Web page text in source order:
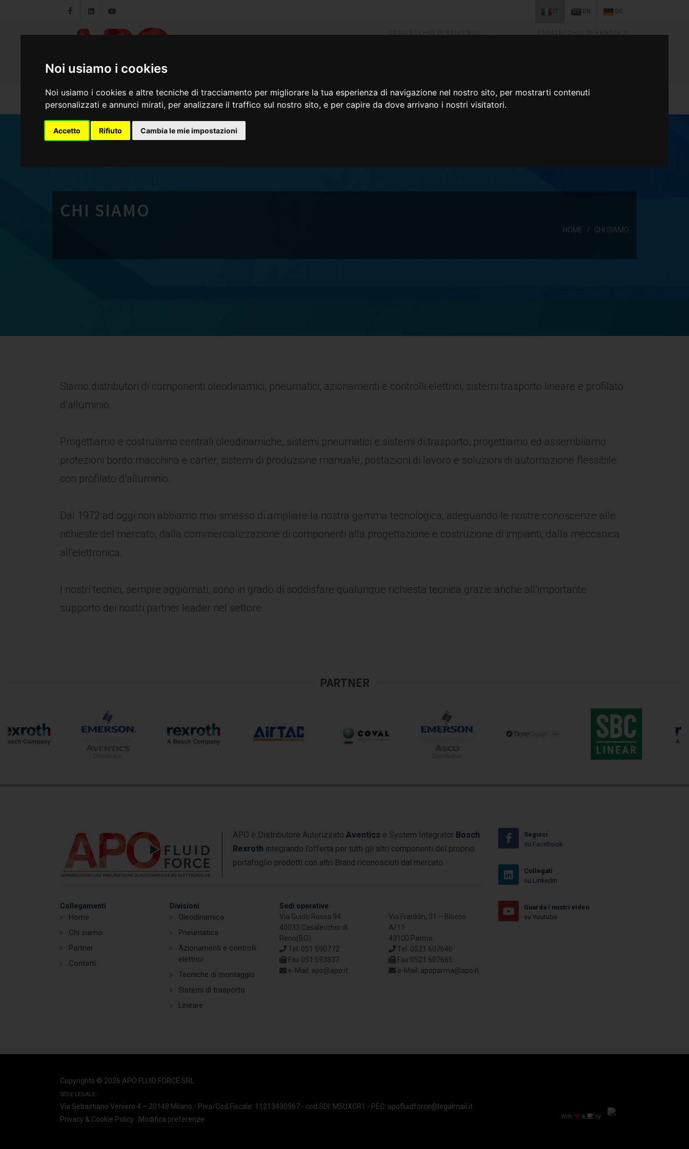
Noi usiamo i cookies
Noi usiamo i cookies e altre tecniche di tracciamento per migliorare la tua esperienza di navigazione nel nostro sito, per mostrarti contenuti
personalizzati e annunci mirati, per analizzare il traffico sul nostro sito, e per capire da dove arrivano i nostri visitatori.
Accetto Rifiuto Cambia le mie impostazioni
FacebookLinkedIn EN DE
HOME CHI SIAMO PRODOTTI PARTNER CONTATTI
CHI SIAMO
HOME CHI SIAMO
Siamo distributori di componenti oleodinamici, pneumatici, azionamenti e controlli elettrici, sistemi trasporto lineare e profilato
d’alluminio.
Progettiamo e costruiamo centrali oleodinamiche, sistemi pneumatici e sistemi di trasporto, progettiamo ed assembliamo
protezioni bordo macchina e carter, sistemi di produzione manuale, postazioni di lavoro e soluzioni di automazione flessibile
con profilato d’alluminio.
Dal 1972 ad oggi non abbiamo mai smesso di ampliare la nostra gamma tecnologica, adeguando le nostre conoscenze alle
richieste del mercato, dalla commercializzazione di componenti alla progettazione e costruzione di impianti, dalla meccanica
all’elettronica.
I nostri tecnici, sempre aggiornati, sono in grado di soddisfare qualunque richiesta tecnica grazie anche all’importante
supporto dei nostri partner leader nel settore.
PARTNER
APO è Distributore AutorizzatoAventics e System Integrator Bosch
Rexroth integrando l’offerta per tutti gli altri componenti del proprio
portafoglio prodotti con altri Brand riconosciuti dal mercato.
Collegamenti
Home
Chi siamo
Partner
Contatti
Divisioni
Oleodinamica
Pneumatica
Azionamenti e controlli
elettrici
Tecniche di montaggio
Sistemi di trasporto
Lineare
Sedi operative
Via Guido Rossa 94
40033 Casalecchio di
Reno(BO)
Tel. 051 590772
Fax 051 593837
e-Mail: apo@apo.it
Via Franklin, 31 – Blocco
A/11
43100 Parma
Tel. 0521 607646
Fax 0521 607665
e-Mail: apoparma@apo.it
Seguici
su Facebook
Collegati
su Linkedin
Guarda i nostri video
su Youtube
Copyrights © 2026 APO FLUID FORCE SRL
SEDE LEGALE:
Via Sebastiano Veniero 4 – 20148 Milano - P.iva/Cod.Fiscale: 11213430967 - cod.SDI: M5UXCR1 - PEC: apofluidforce@legalmail.it
Privacy & Cookie Policy
Modifica preferenze With & by